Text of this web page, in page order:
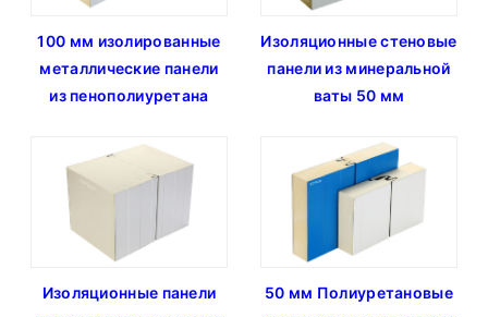
100 мм изолированные
металлические панели
из пенополиуретана
Изоляционные стеновые
панели из минеральной
ваты 50 мм
Изоляционные панели
50 мм Полиуретановые